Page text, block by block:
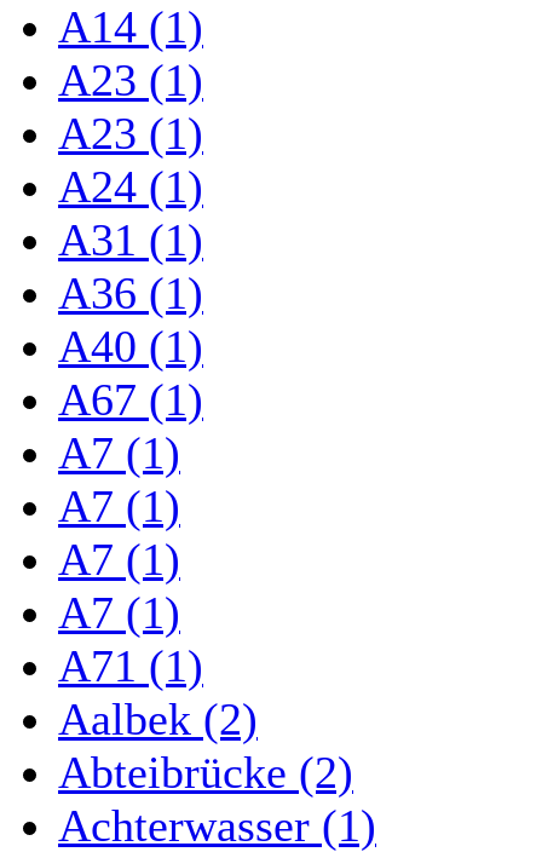
A14 (1)
A23 (1)
A23 (1)
A24 (1)
A31 (1)
A36 (1)
A40 (1)
A67 (1)
A7 (1)
A7 (1)
A7 (1)
A7 (1)
A71 (1)
Aalbek (2)
Abteibrücke (2)
Achterwasser (1)